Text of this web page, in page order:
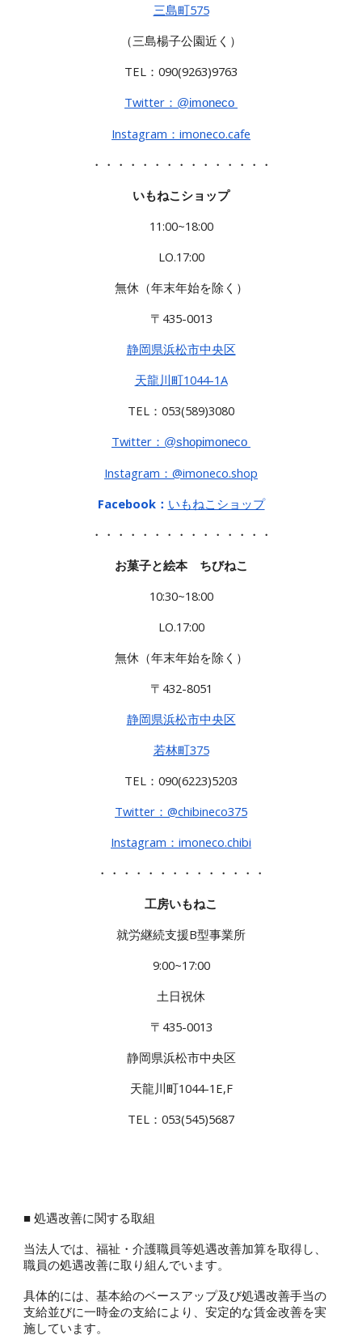
三島町575
（三島楊子公園近く）
TEL：090(9263)9763
Twitter： @imoneco
Instagram：imoneco.cafe
・・・・・・・・・・・・・・・
いもねこショップ
11:00~18:00
LO.17:00
無休（年末年始を除く）
〒435-0013
静岡県浜松市中央区
天龍川町1044-1A
TEL：053(589)3080
Twitter： @shopimoneco
Instagram：@imoneco.shop
Facebook： いもねこショップ
・・・・・・・・・・・・・・・
お菓子と絵本 ちびねこ
10:30~18:00
LO.17:00
無休（年末年始を除く）
〒 432-8051
静岡県浜松市中央区
若林町375
TEL： 090(6223)5203
Twitter：@chibineco375
Instagram：imoneco.chibi
・・・・・・・・・・・・・・
工房いもねこ
就労継続支援B型事業所
9:00~17:00
土日祝休
〒435-0013
静岡県浜松市中央区
天龍川町1044-1E,F
TEL：053(545)5687
■ 処遇改善に関する取組
当法人では、福祉・介護職員等処遇改善加算を取得し、
職員の処遇改善に取り組んでいます。
具体的には、基本給のベースアップ及び処遇改善手当の
支給並びに一時金の支給により、安定的な賃金改善を実
施しています。